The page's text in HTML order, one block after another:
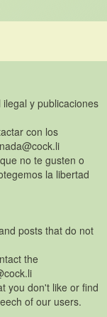
y publicaciones
con los
no te gusten o
la libertad
posts that do not
the
you don't like or find
of our users.